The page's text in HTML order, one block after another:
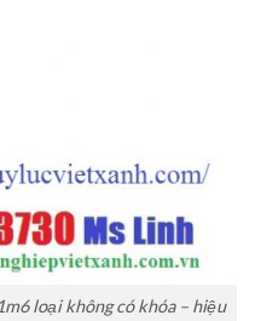
loại không có khóa – hiệu